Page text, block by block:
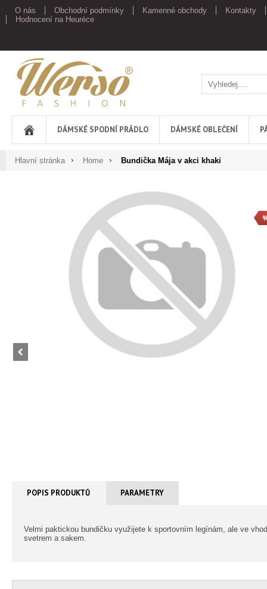
O nás Obchodní podmínky Kamenné obchody
Kontakty
Hodnocení na Heuréce
Werso
DÁMSKÉ SPODNÍ PRÁDLO DÁMSKÉ OBLEČENÍ
Hlavní stránka Home Bundička Mája v akci khaki
POPIS PRODUKTŮ PARAMETRY
Velmi paktickou bundičku využijete k sportovním legínám, ale ve
svetrem a sakem.